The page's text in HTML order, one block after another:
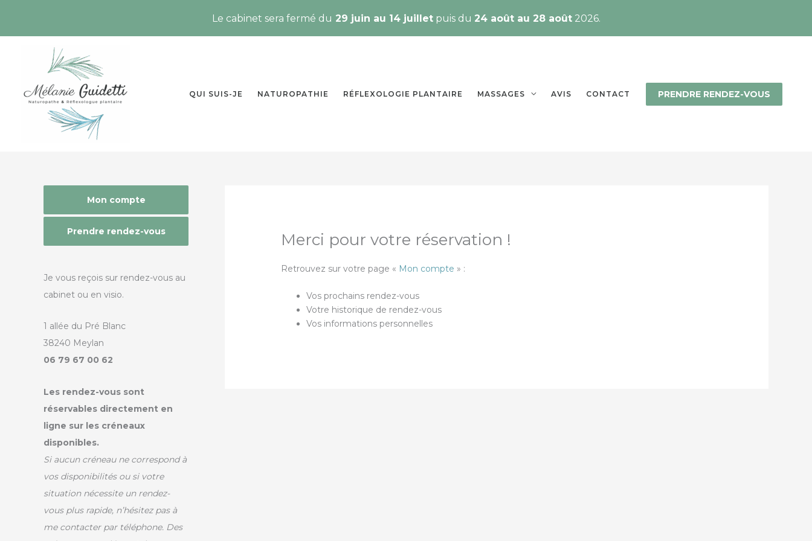
QUI SUIS-JE NATUROPATHIE RÉFLEXOLOGIE PLANTAIRE MASSAGES AVIS CONTACT PRENDRE RENDEZ-VOUS
Mon compte
Prendre rendez-vous
Je vous reçois sur rendez-vous au
cabinet ou en visio.
1 allée du Pré Blanc
38240 Meylan
06 79 67 00 62
Les rendez-vous sont
réservables directement en
ligne sur les créneaux
disponibles.
Si aucun créneau ne correspond à
vos disponibilités ou si votre
situation nécessite un rendez-
vous plus rapide, n’hésitez pas à
me contacter par téléphone. Des
Merci pour votre réservation !
Retrouvez sur votre page « Mon compte » :
Vos prochains rendez-vous
Votre historique de rendez-vous
Vos informations personnelles
Le cabinet sera fermé du 29 juin au 14 juilletpuis du 24 août au 28 août2026.